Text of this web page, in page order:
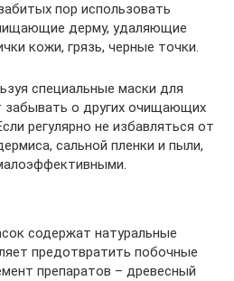
пор использовать
дерму, удаляющие
кожи, грязь, черные точки.
специальные маски для
забывать о других очищающих
регулярно не избавляться от
сальной пленки и пыли,
содержат натуральные
предотвратить побочные
препаратов – древесный